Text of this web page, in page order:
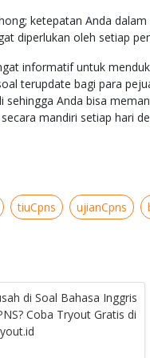
ketepatan Anda
diperlukan oleh setiap
informatif untuk
terupdate bagi para
sehingga Anda bisa
mandiri setiap hari
tiuCpns ujianCpns
di Soal Bahasa Inggris
Coba Tryout Gratis di